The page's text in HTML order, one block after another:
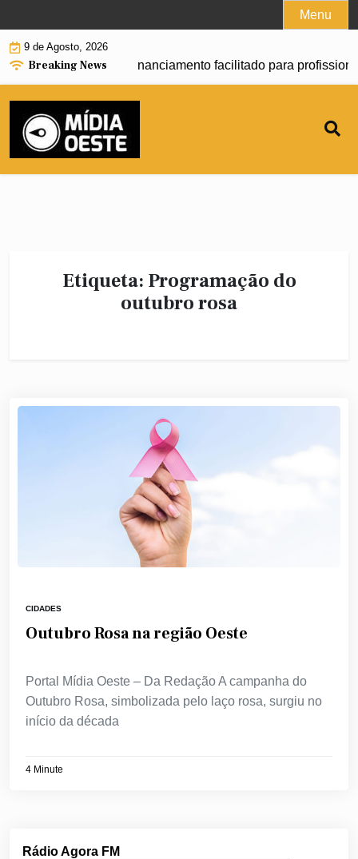
to
content
Menu
9 de Agosto, 2026
Breaking News
começa a oferecer financiamento facilitado para
Etiqueta: Programação do
outubro rosa
CIDADES
Outubro Rosa na região Oeste
Portal Mídia Oeste – Da Redação A campanha do
Outubro Rosa, simbolizada pelo laço rosa, surgiu no
início da década
4 Minute
Rádio Agora FM